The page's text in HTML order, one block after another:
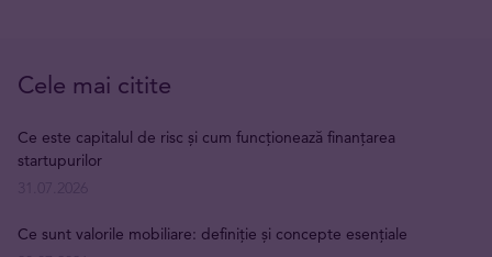
Cele mai citite
Ce este capitalul de risc și cum funcționează finanțarea
startupurilor
Ce sunt valorile mobiliare: definiție și concepte esențiale